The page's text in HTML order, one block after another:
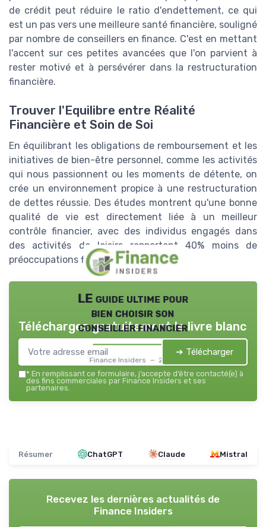
de crédit peut réduire le ratio d'endettement, ce qui
est un pas vers une meilleure santé financière, souligné
par nombre de conseillers en finance. C'est en mettant
l'accent sur ces petites avancées que l'on parvient à
rester motivé et à persévérer dans la restructuration
financière.
Trouver l'Equilibre entre Réalité
Financière et Soin de Soi
En équilibrant les obligations de remboursement et les
initiatives de bien-être personnel, comme les activités
qui nous passionnent ou les moments de détente, on
crée un environnement propice à une restructuration
de dettes réussie. Des études montrent qu'une bonne
qualité de vie est directement liée à un meilleur
contrôle financier, avec des individus engagés dans
des activités de loisirs rapportant 40% moins de
préoccupations financières.
LE guide ultime pour
bien choisir son
conseiller financier
Finance Insiders — 2026
Téléchargez gratuitement le livre blanc
➔ Télécharger
* En remplissant ce formulaire, j’accepte d’être contacté(e) à
des fins commerciales par Finance Insiders et ses
partenaires.
Résumer ChatGPT Claude Mistral
Recevez les dernières actualités de
Finance Insiders